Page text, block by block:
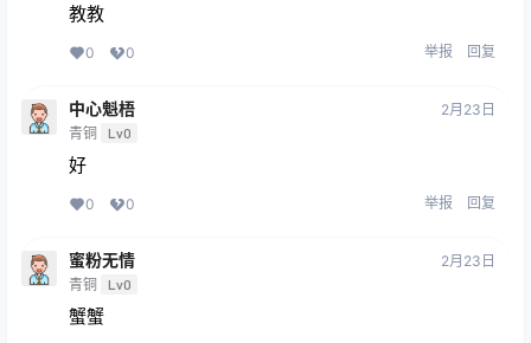
教教
0 0 举报 回复
中心魁梧
青铜 Lv0
2月23日
好
0 0 举报 回复
蜜粉无情
青铜 Lv0
2月23日
蟹蟹